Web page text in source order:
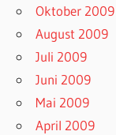
Oktober 2009
August 2009
Juli 2009
Juni 2009
Mai 2009
April 2009